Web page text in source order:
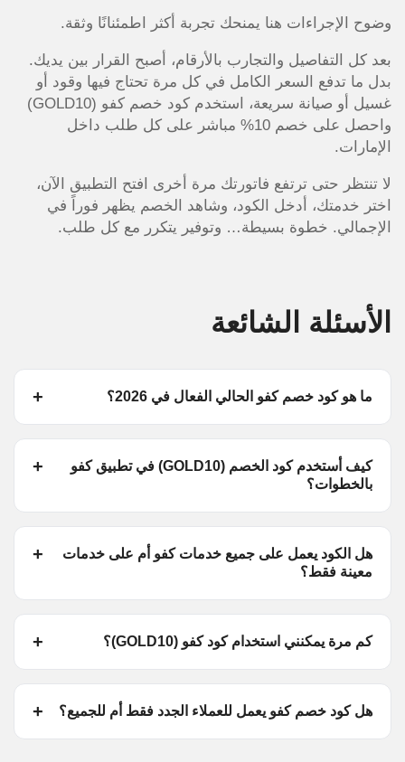
وضوح الإجراءات هنا يمنحك تجربة أكثر اطمئنانًا وثقة.
بعد كل التفاصيل والتجارب بالأرقام، أصبح القرار بين يديك.
بدل ما تدفع السعر الكامل في كل مرة تحتاج فيها وقود أو
غسيل أو صيانة سريعة، استخدم كود خصم كفو (GOLD10)
واحصل على خصم 10% مباشر على كل طلب داخل
الإمارات.
لا تنتظر حتى ترتفع فاتورتك مرة أخرى افتح التطبيق الآن،
اختر خدمتك، أدخل الكود، وشاهد الخصم يظهر فوراً في
الإجمالي. خطوة بسيطة… وتوفير يتكرر مع كل طلب.
الأسئلة الشائعة
ما هو كود خصم كفو الحالي الفعال في 2026؟
كيف أستخدم كود الخصم (GOLD10) في تطبيق كفو
بالخطوات؟
هل الكود يعمل على جميع خدمات كفو أم على خدمات
معينة فقط؟
كم مرة يمكنني استخدام كود كفو (GOLD10)؟
هل كود خصم كفو يعمل للعملاء الجدد فقط أم للجميع؟